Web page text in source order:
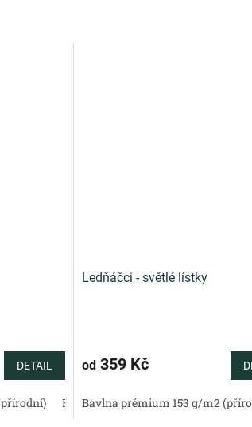
Bavlněné plátno standard (přírodní)
DETAIL
Bavlněný satén 130 g/m2 (přírodní)
Ledňáčci - světlé lístky
od 359 Kč
Bavlna prémium 153 g/m2